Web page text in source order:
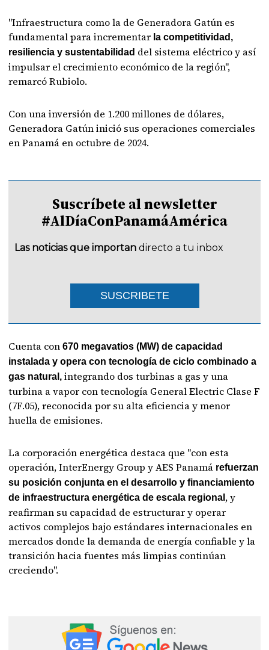
"Infraestructura como la de Generadora Gatún es
fundamental para incrementar la competitividad,
resiliencia y sustentabilidad del sistema eléctrico y así
impulsar el crecimiento económico de la región",
remarcó Rubiolo.
Con una inversión de 1.200 millones de dólares,
Generadora Gatún inició sus operaciones comerciales
en Panamá en octubre de 2024.
Suscríbete al newsletter
#AlDíaConPanamáAmérica
Las noticias que importan directo a tu inbox
SUSCRIBETE
Cuenta con 670 megavatios (MW) de capacidad
instalada y opera con tecnología de ciclo combinado a
gas natural, integrando dos turbinas a gas y una
turbina a vapor con tecnología General Electric Clase F
(7F.05), reconocida por su alta eficiencia y menor
huella de emisiones.
La corporación energética destaca que "con esta
operación, InterEnergy Group y AES Panamá refuerzan
su posición conjunta en el desarrollo y financiamiento
de infraestructura energética de escala regional , y
reafirman su capacidad de estructurar y operar
activos complejos bajo estándares internacionales en
mercados donde la demanda de energía confiable y la
transición hacia fuentes más limpias continúan
creciendo".